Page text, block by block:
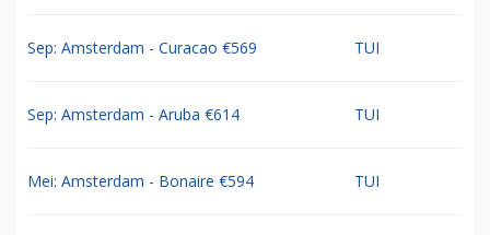
Sep: Amsterdam - Curacao €569 TUI
Sep: Amsterdam - Aruba €614 TUI
Mei: Amsterdam - Bonaire €594 TUI